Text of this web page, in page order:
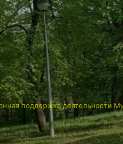
поддержка деятельности